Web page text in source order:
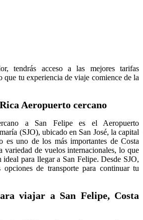
tendrás acceso a las mejores tarifas
que tu experiencia de viaje comience de la
Aeropuerto cercano
a San Felipe es el Aeropuerto
(SJO), ubicado en San José, la capital
es uno de los más importantes de Costa
variedad de vuelos internacionales, lo que
para llegar a San Felipe. Desde SJO,
opciones de transporte para continuar tu
viajar a San Felipe, Costa